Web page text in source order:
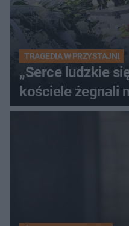
TRAGEDIA W PRZYSTAJNI
„Serce ludzkie
kościele żegnali